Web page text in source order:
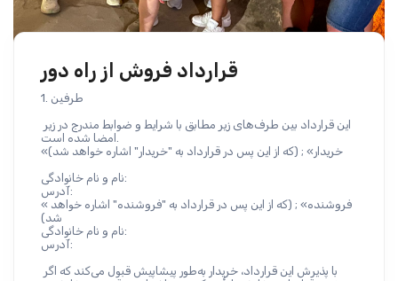
قرارداد فروش از راه دور
1. طرفین
امضا شده است.
«خریدار» ; (که از این پس در قرارداد به "خریدار" اشاره خواهد شد)
نام و نام خانوادگی:
آدرس:
«فروشنده» ; (که از این پس در قرارداد به "فروشنده" اشاره خواهد
شد)
نام و نام خانوادگی:
آدرس: